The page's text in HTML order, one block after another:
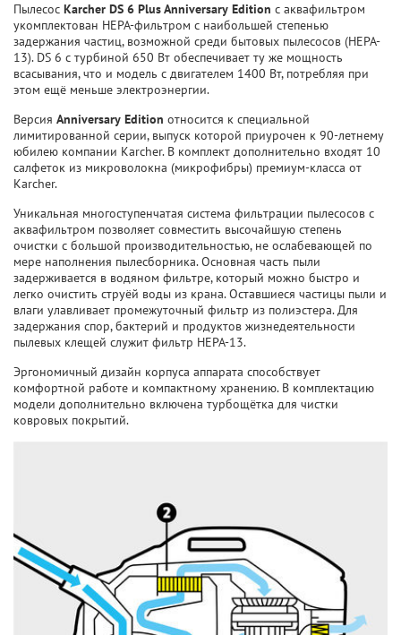
Пылесос Karcher DS 6 Plus Anniversary Edition с аквафильтром
укомплектован HEPA-фильтром с наибольшей степенью
задержания частиц, возможной среди бытовых пылесосов (HEPA-
13). DS 6 с турбиной 650 Вт обеспечивает ту же мощность
всасывания, что и модель с двигателем 1400 Вт, потребляя при
этом ещё меньше электроэнергии.
Версия Anniversary Edition относится к специальной
лимитированной серии, выпуск которой приурочен к 90-летнему
юбилею компании Karcher. В комплект дополнительно входят 10
салфеток из микроволокна (микрофибры) премиум-класса от
Karcher.
Уникальная многоступенчатая система фильтрации пылесосов с
аквафильтром позволяет совместить высочайшую степень
очистки с большой производительностью, не ослабевающей по
мере наполнения пылесборника. Основная часть пыли
задерживается в водяном фильтре, который можно быстро и
легко очистить струёй воды из крана. Оставшиеся частицы пыли и
влаги улавливает промежуточный фильтр из полиэстера. Для
задержания спор, бактерий и продуктов жизнедеятельности
пылевых клещей служит фильтр HEPA-13.
Эргономичный дизайн корпуса аппарата способствует
комфортной работе и компактному хранению. В комплектацию
модели дополнительно включена турбощётка для чистки
ковровых покрытий.